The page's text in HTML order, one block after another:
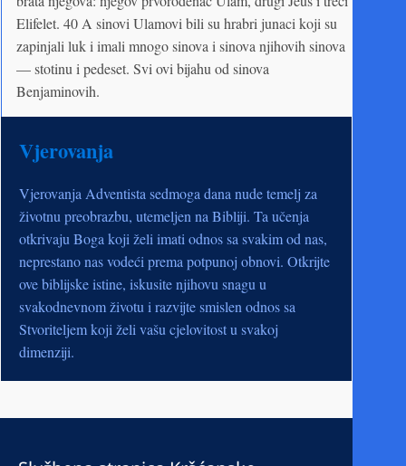
Elifelet. 40 A sinovi Ulamovi bili su hrabri junaci koji su
zapinjali luk i imali mnogo sinova i sinova njihovih sinova
— stotinu i pedeset. Svi ovi bijahu od sinova
Benjaminovih.
Vjerovanja
Vjerovanja Adventista sedmoga dana nude temelj za
životnu preobrazbu, utemeljen na Bibliji. Ta učenja
otkrivaju Boga koji želi imati odnos sa svakim od nas,
neprestano nas vodeći prema potpunoj obnovi. Otkrijte
ove biblijske istine, iskusite njihovu snagu u
svakodnevnom životu i razvijte smislen odnos sa
Stvoriteljem koji želi vašu cjelovitost u svakoj
dimenziji.